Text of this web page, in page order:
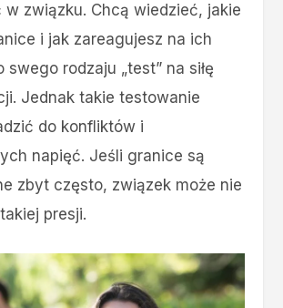
w związku. Chcą wiedzieć, jakie
i jak zareagujesz na ich
swego rodzaju „test” na siłę
Jednak takie testowanie
do konfliktów i
napięć. Jeśli granice są
zbyt często, związek może nie
presji.